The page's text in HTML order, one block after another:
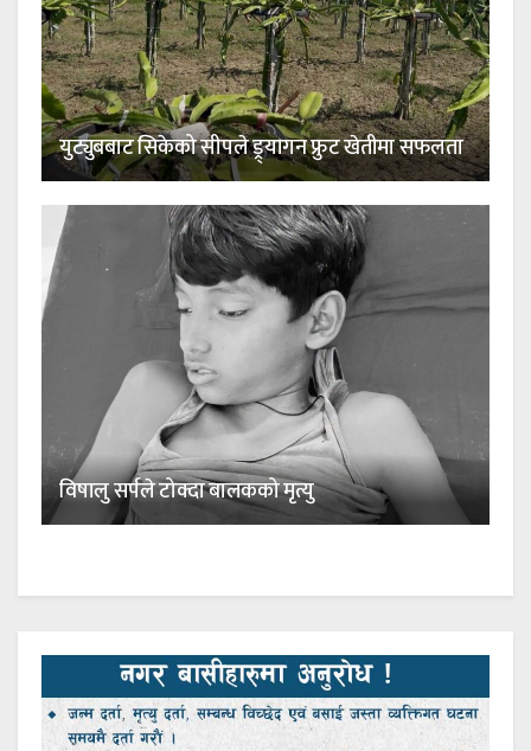
युट्युबबाट सिकेको सीपले ड्र्यागन फ्रुट खेतीमा सफलता
विषालु सर्पले टोक्दा बालकको मृत्यु